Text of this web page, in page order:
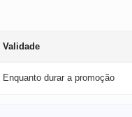
Validade
Enquanto durar a promoção